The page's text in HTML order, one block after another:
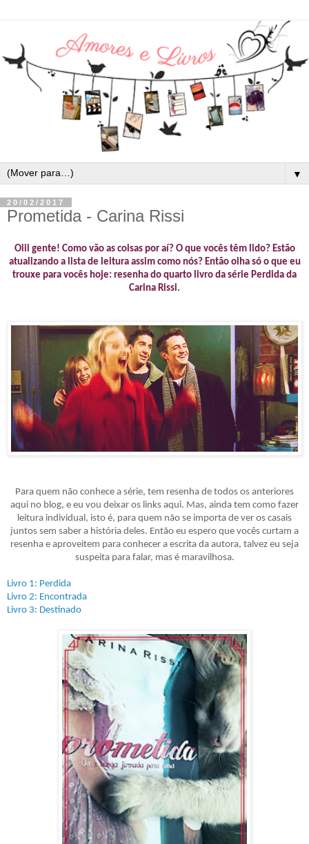
▼
20/02/2017
Prometida - Carina Rissi
Oiii gente! Como vão as coisas por aí? O que vocês têm lido? Estão
atualizando a lista de leitura assim como nós? Então olha só o que eu
trouxe para vocês hoje: resenha do quarto livro da série Perdida da
Carina Rissi.
Para quem não conhece a série, tem resenha de todos os anteriores
aqui no blog, e eu vou deixar os links aqui. Mas, ainda tem como fazer
leitura individual, isto é, para quem não se importa de ver os casais
juntos sem saber a história deles. Então eu espero que vocês curtam a
resenha e aproveitem para conhecer a escrita da autora, talvez eu seja
suspeita para falar, mas é maravilhosa.
Livro 1: Perdida
Livro 2: Encontrada
Livro 3: Destinado